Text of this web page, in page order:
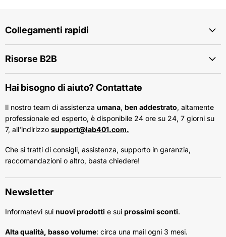
Collegamenti rapidi
Risorse B2B
Hai bisogno di aiuto? Contattate
Il nostro team di assistenza umana, ben addestrato, altamente
professionale ed esperto, è disponibile 24 ore su 24, 7 giorni su
7, all'indirizzo support@lab401.com.
Che si tratti di consigli, assistenza, supporto in garanzia,
raccomandazioni o altro, basta chiedere!
Newsletter
Informatevi sui nuovi prodotti e sui prossimi sconti.
Alta qualità, basso volume: circa una mail ogni 3 mesi.